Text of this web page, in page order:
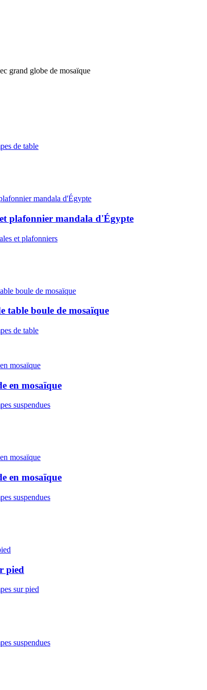
de table
plafonnier mandala d'Égypte
et plafonniers
table boule de mosaïque
de table
en mosaïque
suspendues
en mosaïque
suspendues
pied
sur pied
suspendues